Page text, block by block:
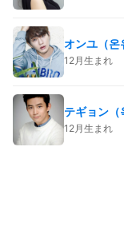
オンユ（온
12月生まれ
テギョン（
12月生まれ